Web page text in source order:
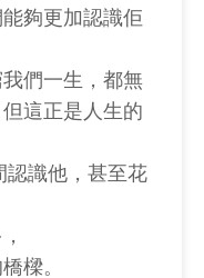
夠更加認識佢
們一生，都無
這正是人生的
認識他，甚至花
樑。